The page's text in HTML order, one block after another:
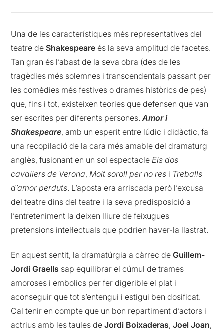
Una de les característiques més representatives del
teatre deShakespeare és la seva amplitud de facetes.
Tan gran és l’abast de la seva obra (des de les
tragèdies més solemnes i transcendentals passant per
les comèdies més festives o drames històrics de pes)
que, fins i tot, existeixen teories que defensen que van
ser escrites per diferents persones.Amor i
Shakespeare, amb un esperit entre lúdic i didàctic, fa
una recopilació de la cara més amable del dramaturg
anglès, fusionant en un sol espectacle Els dos
cavallers de Verona, Molt soroll per no res i Treballs
d’amor perduts. L’aposta era arriscada però l’excusa
del teatre dins del teatre i la seva predisposició a
l’entreteniment la deixen lliure de feixugues
pretensions intel·lectuals que podrien haver-la llastrat.
En aquest sentit, la dramatúrgia a càrrec deGuillem-
Jordi Graells sap equilibrar el cúmul de trames
amoroses i embolics per fer digerible el plat i
aconseguir que tot s’entengui i estigui ben dosificat.
Cal tenir en compte que un bon repartiment d’actors i
actrius amb les taules deJordi Boixaderas,Joel Joan,